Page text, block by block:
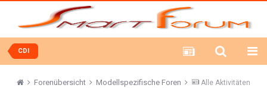
CDI
Alle Aktivitäten
Forenübersicht
Modellspezifische Foren